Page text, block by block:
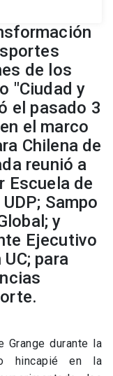
de los
"Ciudad y
el pasado 3
el marco
Chilena de
reunió a
Escuela de
Sampo
y
Ejecutivo
para
Grange durante la
hincapié en la